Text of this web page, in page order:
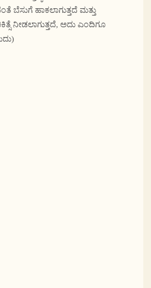
ಹಾಕಲಾಗುತ್ತದೆ ಮತ್ತು
ನೀಡಲಾಗುತ್ತದೆ, ಅದು ಎಂದಿಗೂ